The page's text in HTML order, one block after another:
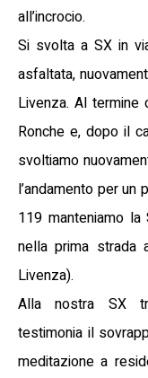
all’incrocio.
Si svolta a SX in
asfaltata,
Livenza. Al
Ronche e, dopo il
svoltiamo
l’andamento per un
119 manteniamo
nella prima strada
Livenza).
Alla nostra SX
testimonia il
meditazione a